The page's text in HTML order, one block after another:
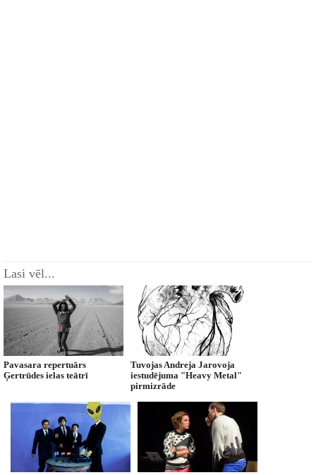
Lasi vēl...
Pavasara repertuārs
Ģertrūdes ielas teātrī
Tuvojas Andreja Jarovoja
iestudējuma "Heavy Metal"
pirmizrāde